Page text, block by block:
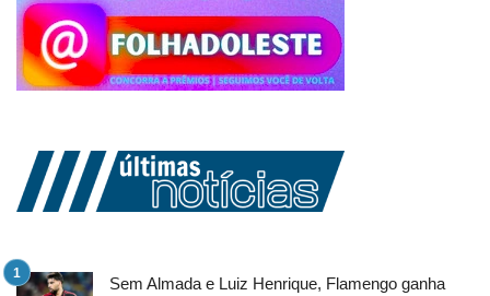
Sem Almada e Luiz Henrique, Flamengo ganha